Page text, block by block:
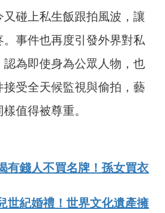
碰上私生飯跟拍風波，讓
事件也再度引發外界對私
為即使身為公眾人物，也
受全天候監視與偷拍，藝
值得被尊重。
有錢人不買名牌！孫女買衣
世紀婚禮！世界文化遺產擁